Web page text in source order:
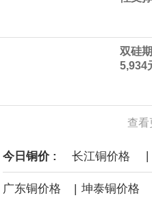
黄金价格有望录得自今
供支撑，同时投资者正
景的线索。StoneX高级
令市场通胀预期下降，
元上方的盘整区间中进
海力士：龙仁工厂将生
双硅
5,934
查看
今日铜价 : 长江铜价格 |
广东铜价格 | 坤泰铜价格